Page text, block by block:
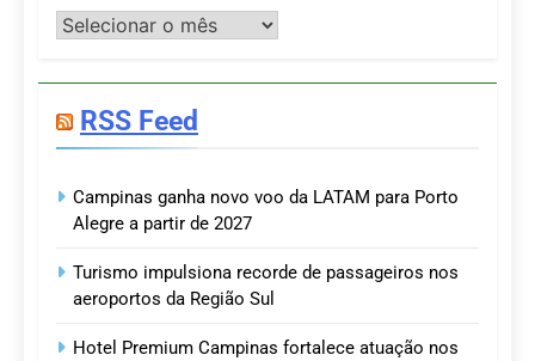
Postagens
RSS Feed
Campinas ganha novo voo da LATAM para Porto
Alegre a partir de 2027
Turismo impulsiona recorde de passageiros nos
aeroportos da Região Sul
Hotel Premium Campinas fortalece atuação nos